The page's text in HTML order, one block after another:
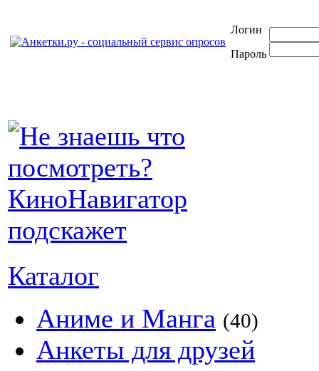
Логин
Пароль
Каталог
Аниме и Манга (40)
Анкеты для друзей